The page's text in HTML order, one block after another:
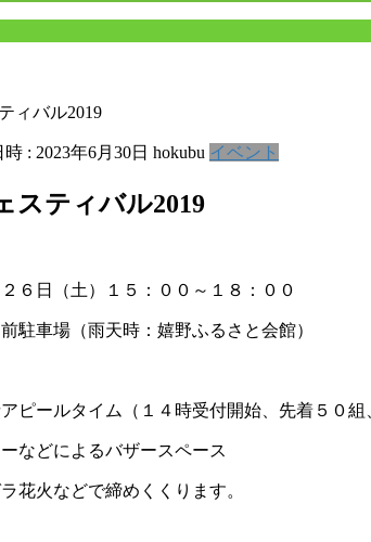
ィバル2019
時 : 2023年6月30日 hokubu イベント
スティバル2019
６日（土）１５：００～１８：００
駐車場（雨天時：嬉野ふるさと会館）
ピールタイム（１４時受付開始、先着５０
などによるバザースペース
花火などで締めくくります。